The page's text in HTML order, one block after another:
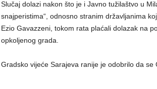
Slučaj dolazi nakon što je i Javno tužilaštvo u
snajperistima“, odnosno stranim državljanima
Ezio Gavazzeni, tokom rata plaćali dolazak na
opkoljenog grada.
Gradsko vijeće Sarajeva ranije je odobrilo da